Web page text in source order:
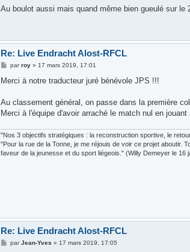
Au boulot aussi mais quand même bien gueulé sur le
Re: Live Endracht Alost-RFCL
M
s
g
parroy » 17 mars 2019, 17:01
Merci à notre traducteur juré bénévole JPS !!!
Au classement général, on passe dans la première
Merci à l'équipe d'avoir arraché le match nul en jouant
"Nos 3 objectifs stratégiques : la reconstruction sportive, le
"Pour la rue de la Tonne, je me réjouis de voir ce projet aboutir.
faveur de la jeunesse et du sport liégeois." (Willy Demeyer le 16
Re: Live Endracht Alost-RFCL
MparJean-Yves » 17 mars 2019, 17:05